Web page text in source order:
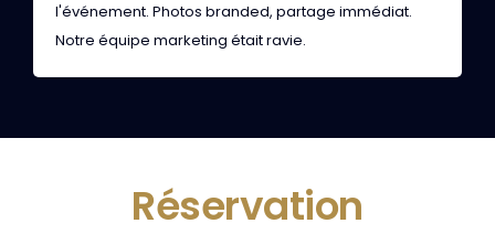
l'événement. Photos branded, partage immédiat.
Notre équipe marketing était ravie.
Réservation